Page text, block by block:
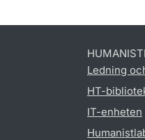
Ledning
HT-
IT-enheten